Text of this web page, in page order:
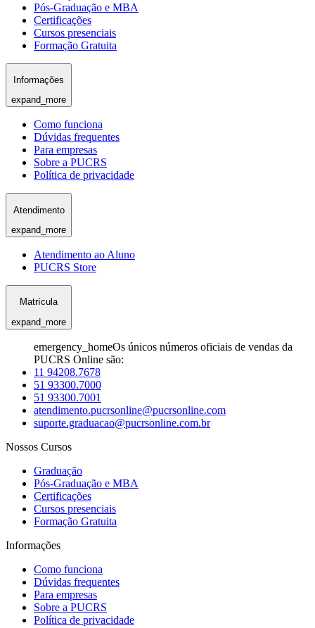
Pós-Graduação e MBA
Certificações
Cursos presenciais
Formação Gratuita
Informações
expand_more
Como funciona
Dúvidas frequentes
Para empresas
Sobre a PUCRS
Política de privacidade
Atendimento
expand_more
Atendimento ao Aluno
PUCRS Store
Matrícula
expand_more
emergency_homeOs únicos números oficiais de vendas da
PUCRS Online são:
11 94208.7678
51 93300.7000
51 93300.7001
atendimento.pucrsonline@pucrsonline.com
suporte.graduacao@pucrsonline.com.br
Nossos Cursos
Graduação
Pós-Graduação e MBA
Certificações
Cursos presenciais
Formação Gratuita
Informações
Como funciona
Dúvidas frequentes
Para empresas
Sobre a PUCRS
Política de privacidade